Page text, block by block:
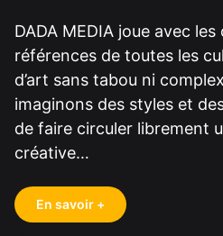
DADA MEDIA joue avec
références de toutes les
d’art sans tabou ni
imaginons des styles et
de faire circuler librement
créative…
En savoir +